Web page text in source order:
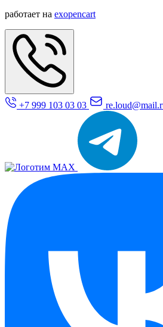
работает на exopencart
+7 999 103 03 03